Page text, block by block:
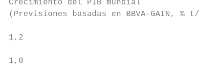
Crecimiento del PIB mundial
(Previsiones basadas en BBVA-GAIN, % t/t)
1,2
1,0